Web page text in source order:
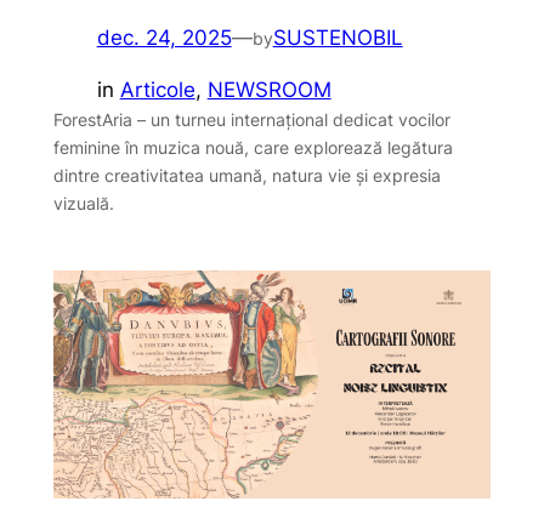
dec. 24, 2025—bySUSTENOBIL
in Articole, NEWSROOM
ForestAria – un turneu internațional dedicat vocilor
feminine în muzica nouă, care explorează legătura
dintre creativitatea umană, natura vie și expresia
vizuală.